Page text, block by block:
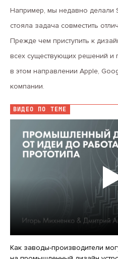
Например, мы недавно делали
стояла задача совместить
Прежде чем приступить к
всех существующих решений и
в этом направлении Apple,
компании.
ВИДЕО ПО ТЕМЕ
Как заводы-производители